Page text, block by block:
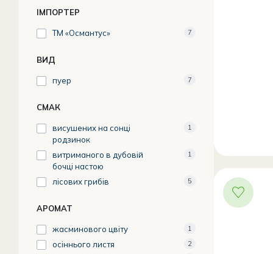
ІМПОРТЕР
ТМ «Османтус» 7
ВИД
пуер 7
СМАК
висушених на сонці
родзинок
1
витриманого в дубовій
бочці настою
1
лісових грибів 5
АРОМАТ
жасминового цвіту 1
осіннього листя 2